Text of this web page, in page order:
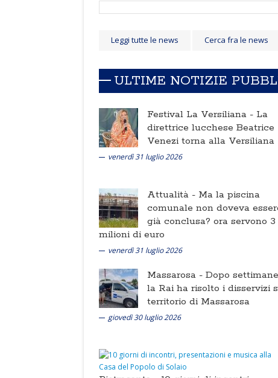
Leggi tutte le news Cerca fra le news
ULTIME NOTIZIE
Festival La Versiliana - La
direttrice lucchese Beatrice
Venezi torna alla Versiliana
venerdì 31 luglio 2026
Attualità - Ma la piscina
comunale non doveva
già conclusa? ora servono 3
milioni di euro
venerdì 31 luglio 2026
Massarosa - Dopo settimane
la Rai ha risolto i disservizi
territorio di Massarosa
giovedì 30 luglio 2026